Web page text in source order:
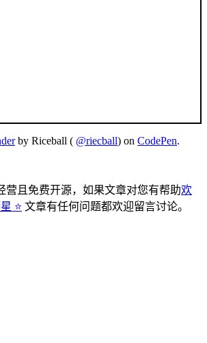
by Riceball ( @riecball) on CodePen.
营且免费开源，如果文章对您有帮助欢
⭐ 文章有任何问题都欢迎留言讨论。